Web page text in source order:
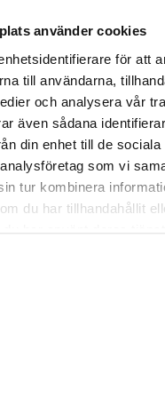
använder cookies
för att
till användarna,
och analysera vår
även sådana
din enhet till de sociala
som vi
tur kombinera
du har tillhandahållit
har använt deras
Stainless Steel Panel
Quad Core, 1.8GHz
Bezel Design and Grade
316 for option)
with M12 Connectors
Touch, Projected
Button on the Side Edge
Versatile Mounting: